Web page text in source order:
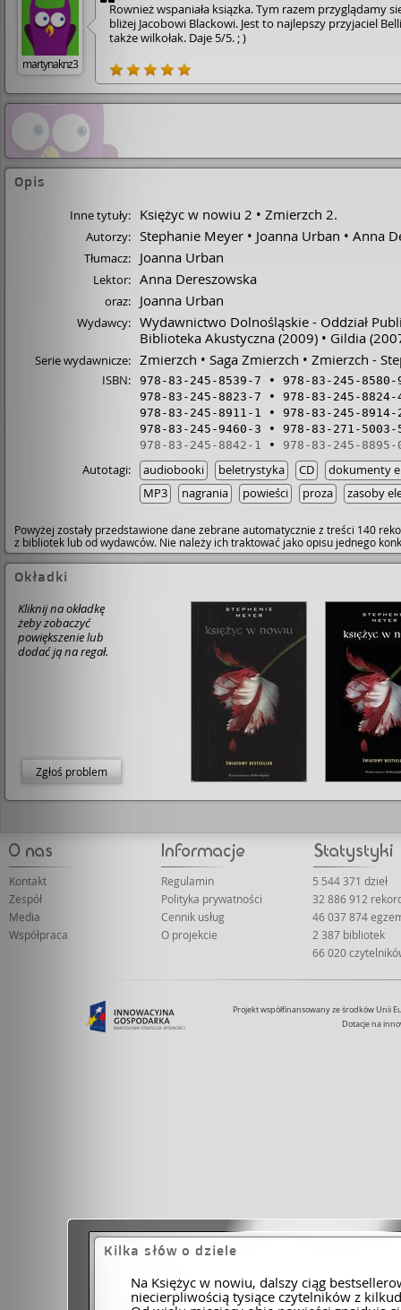
martynaknz3
Rownież wspaniała ksiązka. Tym razem przyglądamy
bliżej Jacobowi Blackowi. Jest to najlepszy przyjaciel
także wilkołak. Daje 5/5. ; )
Opis
Inne tytuły: Księżyc w nowiu 2 Zmierzch 2.
Autorzy: Stephanie Meyer Joanna Urban Anna
Tłumacz: Joanna Urban
Lektor: Anna Dereszowska
oraz: Joanna Urban
Wydawcy: Wydawnictwo Dolnośląskie - Oddział
Biblioteka Akustyczna (2009) Gildia
Serie wydawnicze: Zmierzch Saga Zmierzch Zmierzch -
ISBN: 978-83-245-8539-7
978-83-245-8580-
978-83-245-8823-7
978-83-245-8824-
978-83-245-8911-1
978-83-245-8914-
978-83-245-9460-3
978-83-271-5003-
978-83-245-8842-1
978-83-245-8895-
Autotagi: audiobooki beletrystyka CD
dokumenty
MP3
nagrania powieści proza zasoby
Powyżej zostały przedstawione dane zebrane automatycznie z treści 140
z bibliotek lub od wydawców. Nie należy ich traktować jako opisu jednego
Okładki
Kliknij na okładkę
żeby zobaczyć
powiększenie lub
dodać ją na regał.
Zgłoś problem
Kontakt
Zespół
Media
Współpraca
Regulamin
Polityka prywatności
Cennik usług
O projekcie
5 544 371 dzieł
32 886 912
46 037 874
2 387 bibliotek
66 020
Projekt współfinansowany ze środków Unii
Dotacje na
Kilka słów o dziele
Na Księżyc w nowiu, dalszy ciąg
niecierpliwością tysiące czytelników z